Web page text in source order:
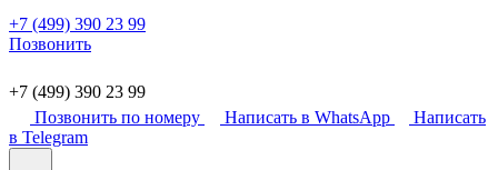
+7 (499) 390 23 99
Позвонить
+7 (499) 390 23 99
Позвонить по номеру
Написать в WhatsApp
Написать
в Telegram